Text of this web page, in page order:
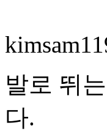
발로 뛰
다.